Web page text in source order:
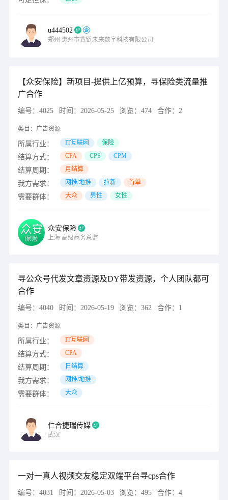
u444502
郑州 惠州市鑫链未来数字科技有限公司
【众安保险】新项目-提供上亿预算，寻保险类流量推
广合作
编号： 4025 时间： 2026-05-25 浏览： 474 合作： 2
类目： 广告资源
所属行业： IT互联网 保险
结算方式： CPA CPS CPM
结算周期： 月结算
我方需求： 网推/地推 拉新 首单
需要群体： 大众 男性 女性
众安保险
上海 高级商务总监
寻公众号代发文章资源及DY带发资源，个人团队都可
合作
编号： 4040 时间： 2026-05-19 浏览： 362 合作： 1
类目： 广告资源
所属行业： IT互联网
结算方式： CPA
结算周期： 日结算
我方需求： 网推/地推
需要群体： 大众
仁合捷瑞传媒
武汉
一对一真人视频交友稳定双端平台寻cps合作
编号： 4031 时间： 2026-05-03 浏览： 495 合作： 4